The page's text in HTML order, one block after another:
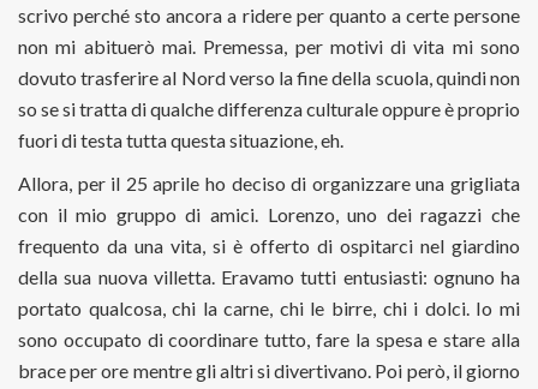
scrivo perché sto ancora a ridere per quanto a certe persone
non mi abituerò mai. Premessa, per motivi di vita mi sono
dovuto trasferire al Nord verso la fine della scuola, quindi non
so se si tratta di qualche differenza culturale oppure è proprio
fuori di testa tutta questa situazione, eh.
Allora, per il 25 aprile ho deciso di organizzare una grigliata
con il mio gruppo di amici. Lorenzo, uno dei ragazzi che
frequento da una vita, si è offerto di ospitarci nel giardino
della sua nuova villetta. Eravamo tutti entusiasti: ognuno ha
portato qualcosa, chi la carne, chi le birre, chi i dolci. Io mi
sono occupato di coordinare tutto, fare la spesa e stare alla
brace per ore mentre gli altri si divertivano. Poi però, il giorno